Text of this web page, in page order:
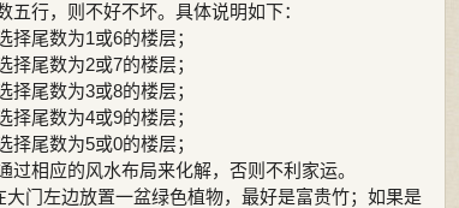
行，则不好不坏。具体说明如下：
尾数为1或6的楼层；
尾数为2或7的楼层；
尾数为3或8的楼层；
尾数为4或9的楼层；
尾数为5或0的楼层；
相应的风水布局来化解，否则不利家运。
门左边放置一盆绿色植物，最好是富贵竹；如果是